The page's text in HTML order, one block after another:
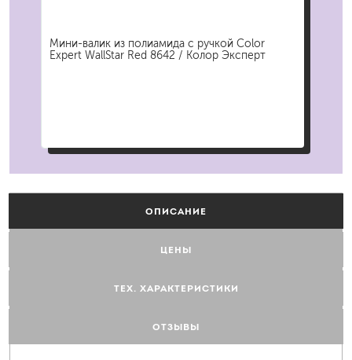
Мини-валик из полиамида с ручкой Color
Expert WallStar Red 8642 / Колор Эксперт
ОПИСАНИЕ
ЦЕНЫ
ТЕХ. ХАРАКТЕРИСТИКИ
ОТЗЫВЫ